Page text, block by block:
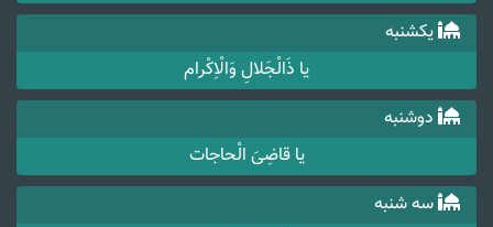
یکشنبه
یا ذَالْجَلالِ وَالْاِکْرام
دوشنبه
یا قاضِیَ الْحاجات
سه شنبه